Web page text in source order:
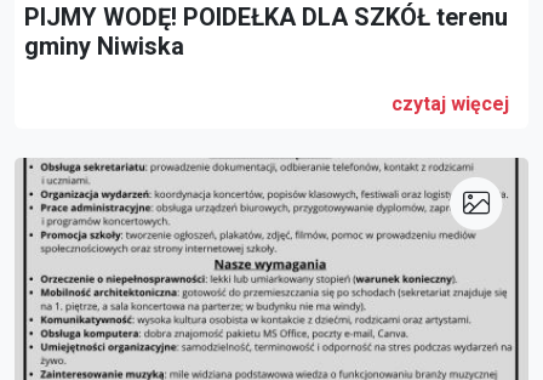
PIJMY WODĘ! POIDEŁKA DLA SZKÓŁ terenu
gminy Niwiska
czytaj więcej
link do artykułu: